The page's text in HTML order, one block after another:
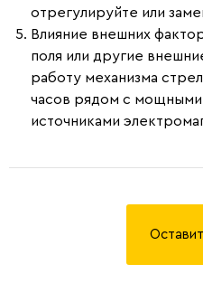
отрегулируйте или
Влияние внешних
поля или другие
работу механизма
часов рядом с мощными
источниками